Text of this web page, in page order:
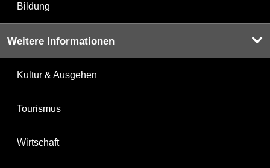
Bildung
Weitere Informationen
Kultur & Ausgehen
Tourismus
Wirtschaft